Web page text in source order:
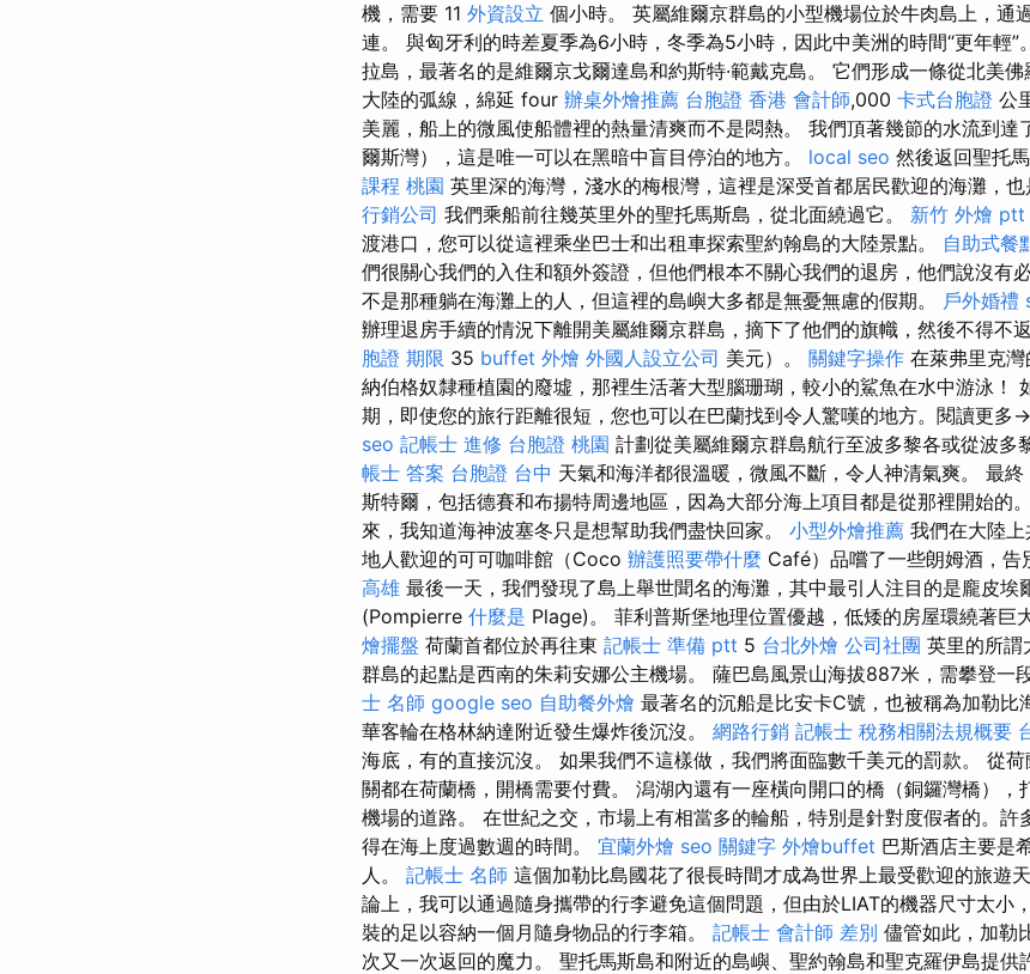
機，需要 11 外資設立 個小時。 英屬維爾京群島的小型機場位於牛肉島上，通
連。 與匈牙利的時差夏季為6小時，冬季為5小時，因此中美洲的時間“更年輕”
拉島，最著名的是維爾京戈爾達島和約斯特·範戴克島。 它們形成一條從北美
大陸的弧線，綿延 four 辦桌外燴推薦 台胞證 香港 會計師,000 卡式台胞證 公
美麗，船上的微風使船體裡的熱量清爽而不是悶熱。 我們頂著幾節的水流到達
爾斯灣），這是唯一可以在黑暗中盲目停泊的地方。 local seo 然後返回聖托
課程 桃園 英里深的海灣，淺水的梅根灣，這裡是深受首都居民歡迎的海灘，也
行銷公司 我們乘船前往幾英里外的聖托馬斯島，從北面繞過它。 新竹 外燴 ptt
渡港口，您可以從這裡乘坐巴士和出租車探索聖約翰島的大陸景點。 自助式餐
們很關心我們的入住和額外簽證，但他們根本不關心我們的退房，他們說沒有
不是那種躺在海灘上的人，但這裡的島嶼大多都是無憂無慮的假期。 戶外婚禮
辦理退房手續的情況下離開美屬維爾京群島，摘下了他們的旗幟，然後不得不
胞證 期限 35 buffet 外燴 外國人設立公司 美元）。 關鍵字操作 在萊弗里克
納伯格奴隸種植園的廢墟，那裡生活著大型腦珊瑚，較小的鯊魚在水中游泳！
期，即使您的旅行距離很短，您也可以在巴蘭找到令人驚嘆的地方。閱讀更多→
seo 記帳士 進修 台胞證 桃園 計劃從美屬維爾京群島航行至波多黎各或從波多
帳士 答案 台胞證 台中 天氣和海洋都很溫暖，微風不斷，令人神清氣爽。 最
斯特爾，包括德賽和布揚特周邊地區，因為大部分海上項目都是從那裡開始的。
來，我知道海神波塞冬只是想幫助我們盡快回家。 小型外燴推薦 我們在大陸
地人歡迎的可可咖啡館（Coco 辦護照要帶什麼 Café）品嚐了一些朗姆酒，告
高雄 最後一天，我們發現了島上舉世聞名的海灘，其中最引人注目的是龐皮埃
(Pompierre 什麼是 Plage)。 菲利普斯堡地理位置優越，低矮的房屋環繞著巨
燴擺盤 荷蘭首都位於再往東 記帳士 準備 ptt 5 台北外燴 公司社團 英里的所謂
群島的起點是西南的朱莉安娜公主機場。 薩巴島風景山海拔887米，需攀登一
士 名師 google seo 自助餐外燴 最著名的沉船是比安卡C號，也被稱為加勒比
華客輪在格林納達附近發生爆炸後沉沒。 網路行銷 記帳士 稅務相關法規概要
海底，有的直接沉沒。 如果我們不這樣做，我們將面臨數千美元的罰款。 從
關都在荷蘭橋，開橋需要付費。 潟湖內還有一座橫向開口的橋（銅鑼灣橋），
機場的道路。 在世紀之交，市場上有相當多的輪船，特別是針對度假者的。許
得在海上度過數週的時間。 宜蘭外燴 seo 關鍵字 外燴buffet 巴斯酒店主要是
人。 記帳士 名師 這個加勒比島國花了很長時間才成為世界上最受歡迎的旅遊
論上，我可以通過隨身攜帶的行李避免這個問題，但由於LIAT的機器尺寸太小
裝的足以容納一個月隨身物品的行李箱。 記帳士 會計師 差別 儘管如此，加勒
次又一次返回的魔力。 聖托馬斯島和附近的島嶼、聖約翰島和聖克羅伊島提供